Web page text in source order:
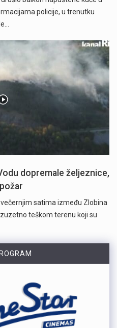
policije, u trenutku
dopremale željeznice,
satima između Zlobina
teškom terenu koji su